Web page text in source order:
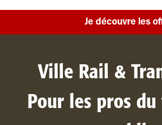
Je découvre les
Ville Rail &
Pour les pros